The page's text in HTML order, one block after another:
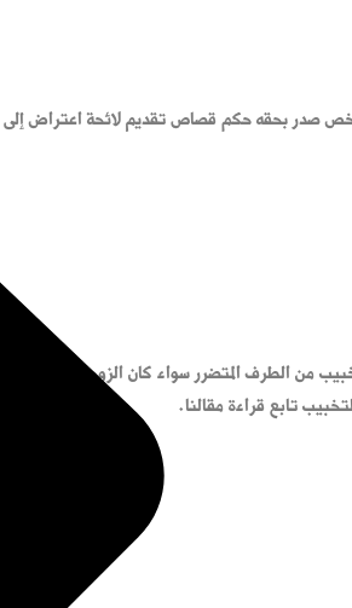
بحقه حكم قصاص تقديم لائحة اعتراض إلى
من الطرف المتضرر سواء كان الزوج أو
تابع قراءة مقالنا.